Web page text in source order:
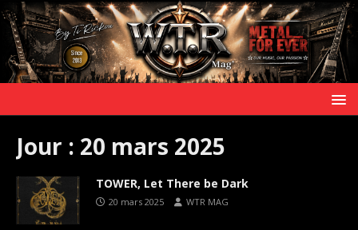
Jour : 20 mars 2025
TOWER, Let There be Dark
20 mars 2025 WTR MAG